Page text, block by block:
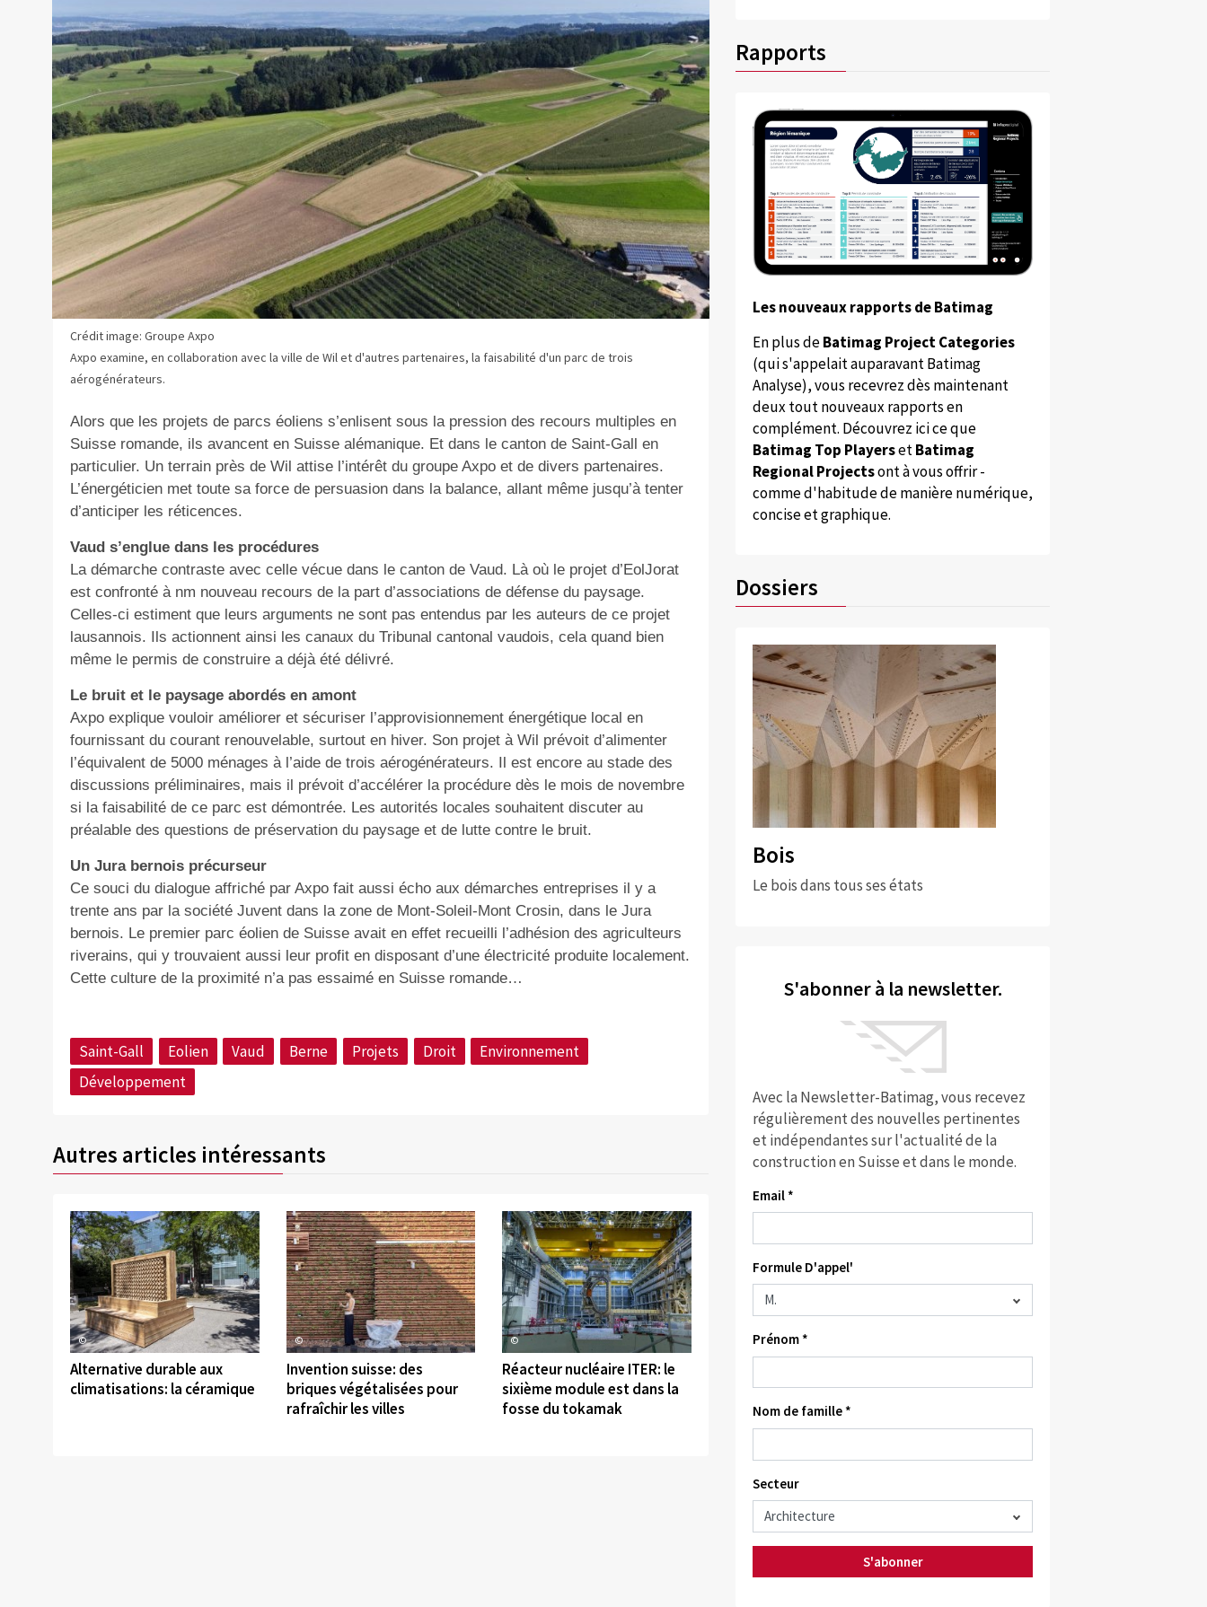
Crédit image: Groupe Axpo
Axpo examine, en collaboration avec la ville de Wil et d'autres partenaires, la faisabilité d'un parc de trois
aérogénérateurs.
Alors que les projets de parcs éoliens s’enlisent sous la pression des recours multiples en
Suisse romande, ils avancent en Suisse alémanique. Et dans le canton de Saint-Gall en
particulier. Un terrain près de Wil attise l’intérêt du groupe Axpo et de divers partenaires.
L’énergéticien met toute sa force de persuasion dans la balance, allant même jusqu’à tenter
d’anticiper les réticences.
Vaud s’englue dans les procédures
La démarche contraste avec celle vécue dans le canton de Vaud. Là où le projet d’EolJorat
est confronté à nm nouveau recours de la part d’associations de défense du paysage.
Celles-ci estiment que leurs arguments ne sont pas entendus par les auteurs de ce projet
lausannois. Ils actionnent ainsi les canaux du Tribunal cantonal vaudois, cela quand bien
même le permis de construire a déjà été délivré.
Le bruit et le paysage abordés en amont
Axpo explique vouloir améliorer et sécuriser l’approvisionnement énergétique local en
fournissant du courant renouvelable, surtout en hiver. Son projet à Wil prévoit d’alimenter
l’équivalent de 5000 ménages à l’aide de trois aérogénérateurs. Il est encore au stade des
discussions préliminaires, mais il prévoit d’accélérer la procédure dès le mois de novembre
si la faisabilité de ce parc est démontrée. Les autorités locales souhaitent discuter au
préalable des questions de préservation du paysage et de lutte contre le bruit.
Un Jura bernois précurseur
Ce souci du dialogue affriché par Axpo fait aussi écho aux démarches entreprises il y a
trente ans par la société Juvent dans la zone de Mont-Soleil-Mont Crosin, dans le Jura
bernois. Le premier parc éolien de Suisse avait en effet recueilli l’adhésion des agriculteurs
riverains, qui y trouvaient aussi leur profit en disposant d’une électricité produite localement.
Cette culture de la proximité n’a pas essaimé en Suisse romande…
Saint-Gall Eolien Vaud Berne Projets Droit
Environnement
Développement
Autres articles intéressants
©
Alternative durable aux
climatisations: la céramique
©
Invention suisse: des
briques végétalisées pour
rafraîchir les villes
©
Réacteur nucléaire ITER: le
sixième module est dans la
fosse du tokamak
Rapports
Les nouveaux rapports de Batimag
En plus deBatimag Project Categories
(qui s'appelait auparavant Batimag
Analyse), vous recevrez dès maintenant
deux tout nouveaux rapports en
complément. Découvrez ici ce que
Batimag Top PlayersetBatimag
Regional Projectsont à vous offrir -
comme d'habitude de manière numérique,
concise et graphique.
Dossiers
Bois
Le bois dans tous ses états
S'abonner à la newsletter.
Avec la Newsletter-Batimag, vous recevez
régulièrement des nouvelles pertinentes
et indépendantes sur l'actualité de la
construction en Suisse et dans le monde.
Email *
Formule D'appel'
Prénom *
Nom de famille *
Secteur
S'abonner